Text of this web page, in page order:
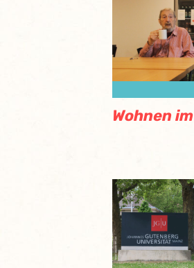
Wohnen